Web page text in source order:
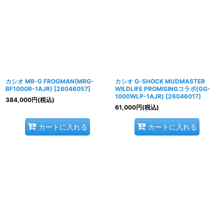
カシオ MR-G FROGMAN(MRG-
BF1000R-1AJR) [26046057]
384,000円(税込)
カートに入れる
カシオ G-SHOCK MUDMASTER
WILDLIFE PROMISINGコラボ(GG-
1000WLP-1AJR) [26046017]
61,000円(税込)
カートに入れる